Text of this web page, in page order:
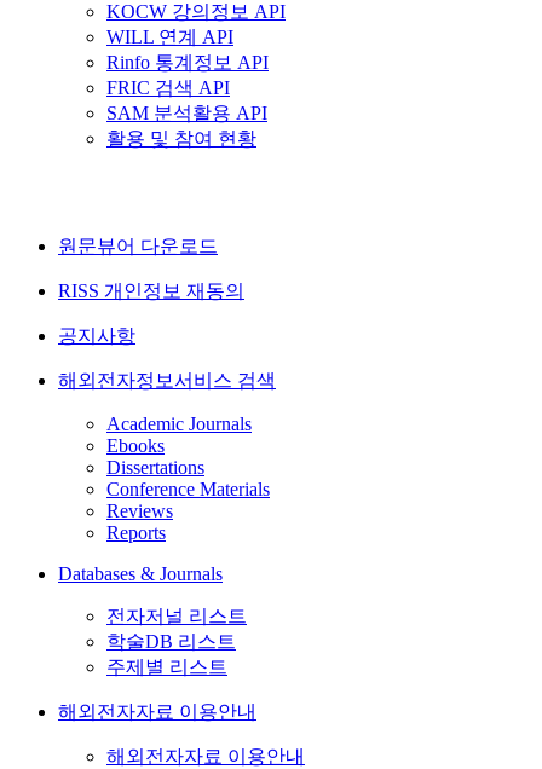
KOCW 강의정보 API
WILL 연계 API
Rinfo 통계정보 API
FRIC 검색 API
SAM 분석활용 API
활용 및 참여 현황
원문뷰어 다운로드
RISS 개인정보 재동의
공지사항
해외전자정보서비스 검색
Academic Journals
Ebooks
Dissertations
Conference Materials
Reviews
Reports
Databases & Journals
전자저널 리스트
학술DB 리스트
주제별 리스트
해외전자자료 이용안내
해외전자자료 이용안내